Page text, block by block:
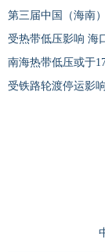
第三届中国（海南
受热带低压影响 海
南海热带低压或于
受铁路轮渡停运影